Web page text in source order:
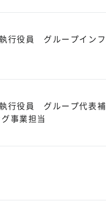
行役員 グループインフ
行役員 グループ代表補
事業担当